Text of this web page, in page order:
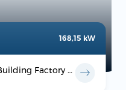
168,15 kW
The Etchmiadzin Machine-Building Factory has switched to solar energy.